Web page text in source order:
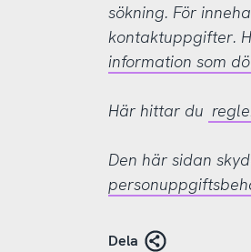
sökning. För
kontaktuppgifter.
information som
Här hittar du
Den här sidan
Dela